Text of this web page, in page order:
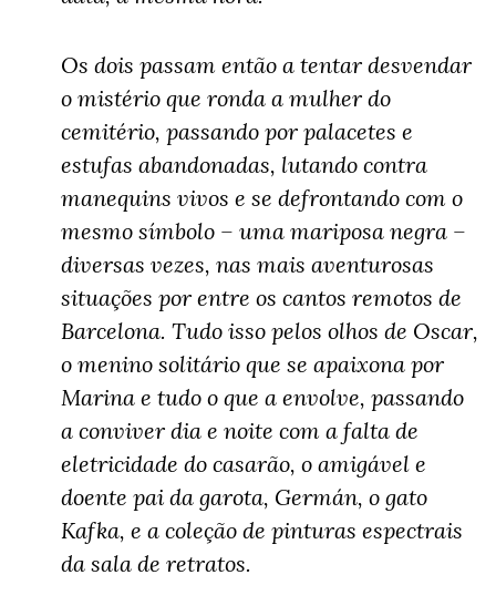
Os dois passam então a tentar desvendar
o mistério que ronda a mulher do
cemitério, passando por palacetes e
estufas abandonadas, lutando contra
manequins vivos e se defrontando com o
mesmo símbolo – uma mariposa negra –
diversas vezes, nas mais aventurosas
situações por entre os cantos remotos de
Barcelona. Tudo isso pelos olhos de Oscar,
o menino solitário que se apaixona por
Marina e tudo o que a envolve, passando
a conviver dia e noite com a falta de
eletricidade do casarão, o amigável e
doente pai da garota, Germán, o gato
Kafka, e a coleção de pinturas espectrais
da sala de retratos.